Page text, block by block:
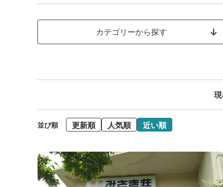
カテゴリーから探す
並び順 更新順 人気順 近い順